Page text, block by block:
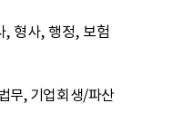
, 형사, 행정, 보험
무, 기업회생/파산